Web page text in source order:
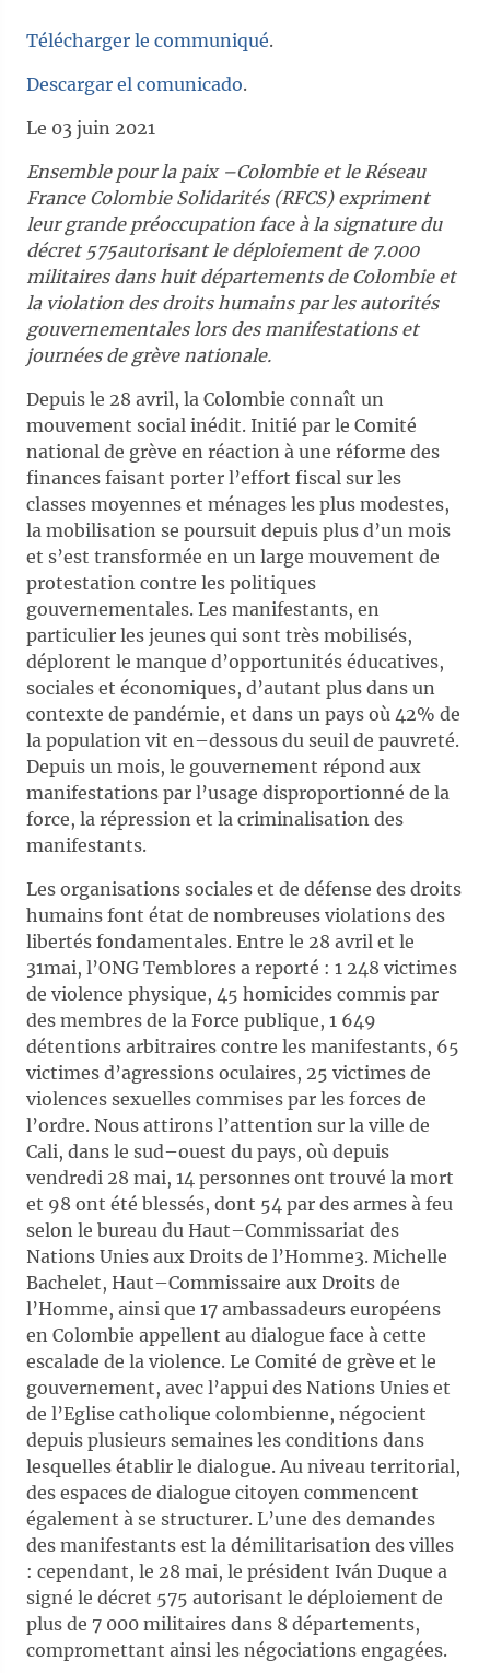
Télécharger le communiqué.
Descargar el comunicado.
Le 03 juin 2021
Ensemble pour la paix –Colombie et le Réseau
France Colombie Solidarités (RFCS) expriment
leur grande préoccupation face à la signature du
décret 575autorisant le déploiement de 7.000
militaires dans huit départements de Colombie et
la violation des droits humains par les autorités
gouvernementales lors des manifestations et
journées de grève nationale.
Depuis le 28 avril, la Colombie connaît un
mouvement social inédit. Initié par le Comité
national de grève en réaction à une réforme des
finances faisant porter l’effort fiscal sur les
classes moyennes et ménages les plus modestes,
la mobilisation se poursuit depuis plus d’un mois
et s’est transformée en un large mouvement de
protestation contre les politiques
gouvernementales. Les manifestants, en
particulier les jeunes qui sont très mobilisés,
déplorent le manque d’opportunités éducatives,
sociales et économiques, d’autant plus dans un
contexte de pandémie, et dans un pays où 42% de
la population vit en–dessous du seuil de pauvreté.
Depuis un mois, le gouvernement répond aux
manifestations par l’usage disproportionné de la
force, la répression et la criminalisation des
manifestants.
Les organisations sociales et de défense des droits
humains font état de nombreuses violations des
libertés fondamentales. Entre le 28 avril et le
31mai, l’ONG Temblores a reporté : 1 248 victimes
de violence physique, 45 homicides commis par
des membres de la Force publique, 1 649
détentions arbitraires contre les manifestants, 65
victimes d’agressions oculaires, 25 victimes de
violences sexuelles commises par les forces de
l’ordre. Nous attirons l’attention sur la ville de
Cali, dans le sud–ouest du pays, où depuis
vendredi 28 mai, 14 personnes ont trouvé la mort
et 98 ont été blessés, dont 54 par des armes à feu
selon le bureau du Haut–Commissariat des
Nations Unies aux Droits de l’Homme3. Michelle
Bachelet, Haut–Commissaire aux Droits de
l’Homme, ainsi que 17 ambassadeurs européens
en Colombie appellent au dialogue face à cette
escalade de la violence. Le Comité de grève et le
gouvernement, avec l’appui des Nations Unies et
de l’Eglise catholique colombienne, négocient
depuis plusieurs semaines les conditions dans
lesquelles établir le dialogue. Au niveau territorial,
des espaces de dialogue citoyen commencent
également à se structurer. L’une des demandes
des manifestants est la démilitarisation des villes
: cependant, le 28 mai, le président Iván Duque a
signé le décret 575 autorisant le déploiement de
plus de 7 000 militaires dans 8 départements,
compromettant ainsi les négociations engagées.